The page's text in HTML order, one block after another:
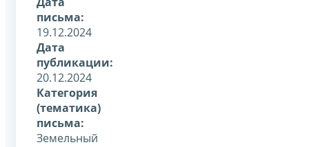
письма:
19.12.2024
Дата
публикации:
20.12.2024
Категория
(тематика)
письма:
Земельный